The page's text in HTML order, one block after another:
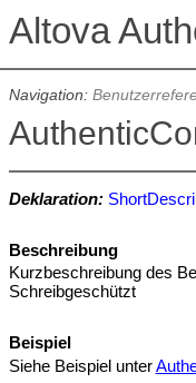
Navigation:
Deklaration:
Beschreibung
Kurzbeschreibung des
Schreibgeschützt
Beispiel
Siehe Beispiel unter